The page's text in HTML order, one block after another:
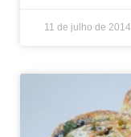
11 de julho de 2014